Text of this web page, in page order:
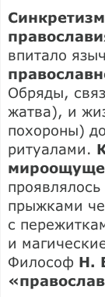
впитало
Обряды,
жатва), и
похороны)
ритуалами.
прыжками
с
и
Философ Н.